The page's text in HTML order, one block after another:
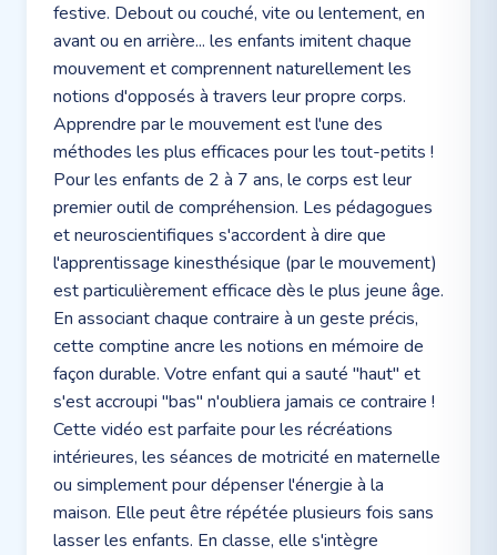
festive. Debout ou couché, vite ou lentement, en
avant ou en arrière... les enfants imitent chaque
mouvement et comprennent naturellement les
notions d'opposés à travers leur propre corps.
Apprendre par le mouvement est l'une des
méthodes les plus efficaces pour les tout-petits !
Pour les enfants de 2 à 7 ans, le corps est leur
premier outil de compréhension. Les pédagogues
et neuroscientifiques s'accordent à dire que
l'apprentissage kinesthésique (par le mouvement)
est particulièrement efficace dès le plus jeune âge.
En associant chaque contraire à un geste précis,
cette comptine ancre les notions en mémoire de
façon durable. Votre enfant qui a sauté "haut" et
s'est accroupi "bas" n'oubliera jamais ce contraire !
Cette vidéo est parfaite pour les récréations
intérieures, les séances de motricité en maternelle
ou simplement pour dépenser l'énergie à la
maison. Elle peut être répétée plusieurs fois sans
lasser les enfants. En classe, elle s'intègre